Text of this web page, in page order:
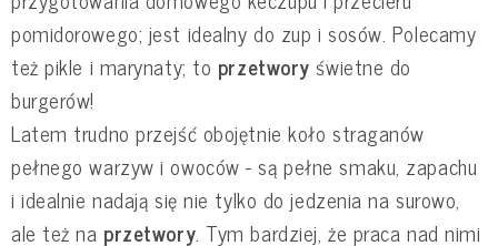
pomidorowego; jest idealny do zup i sosów. Polecamy
też pikle i marynaty; to przetwory świetne do
burgerów!
Latem trudno przejść obojętnie koło straganów
pełnego warzyw i owoców - są pełne smaku, zapachu
i idealnie nadają się nie tylko do jedzenia na surowo,
ale też na przetwory. Tym bardziej, że praca nad nimi